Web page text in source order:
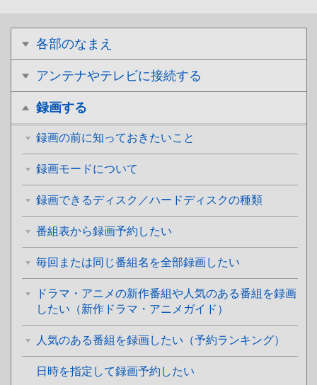
各部のなまえ
アンテナやテレビに接続する
録画する
録画の前に知っておきたいこと
録画モードについて
録画できるディスク／ハードディスクの種類
番組表から録画予約したい
毎回または同じ番組名を全部録画したい
ドラマ・アニメの新作番組や人気のある番組を録画
したい（新作ドラマ・アニメガイド）
人気のある番組を録画したい（予約ランキング）
日時を指定して録画予約したい